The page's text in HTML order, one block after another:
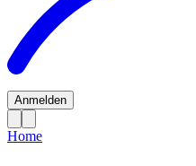
Anmelden
Home